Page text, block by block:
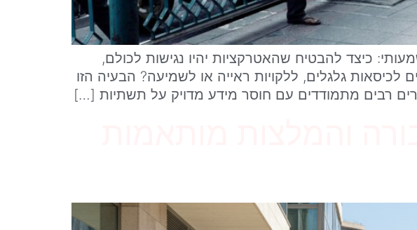
כיצד להבטיח שהאטרקציות יהיו נגישות לכולם,
גלגלים, ללקויות ראייה או לשמיעה? הבעיה הזו
רבים מתמודדים עם חוסר מידע מדויק על תשתיות […]